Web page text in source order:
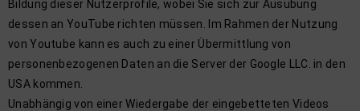
Bildung dieser Nutzerprofile, wobei Sie sich zur Ausübung
dessen an YouTube richten müssen. Im Rahmen der Nutzung
von Youtube kann es auch zu einer Übermittlung von
personenbezogenen Daten an die Server der Google LLC. in den
USA kommen.
Unabhängig von einer Wiedergabe der eingebetteten Videos